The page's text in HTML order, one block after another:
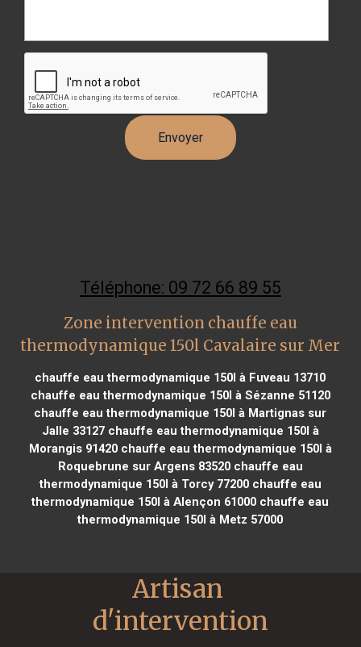
Téléphone: 09 72 66 89 55
Zone intervention chauffe eau
thermodynamique 150l Cavalaire sur Mer
chauffe eau thermodynamique 150l à Fuveau 13710
chauffe eau thermodynamique 150l à Sézanne 51120
chauffe eau thermodynamique 150l à Martignas sur
Jalle 33127chauffe eau thermodynamique 150l à
Morangis 91420chauffe eau thermodynamique 150l à
Roquebrune sur Argens 83520chauffe eau
thermodynamique 150l à Torcy 77200chauffe eau
thermodynamique 150l à Alençon 61000 chauffe eau
thermodynamique 150l à Metz 57000
Artisan
d'intervention